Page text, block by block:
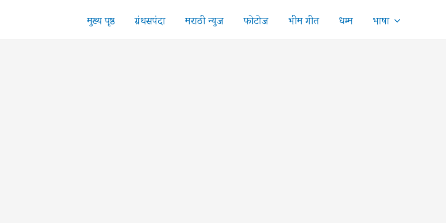
मुख्य पृष्ठ ग्रंथसपंदा मराठी न्युज फोटोज भीम गीत धम्म भाषा